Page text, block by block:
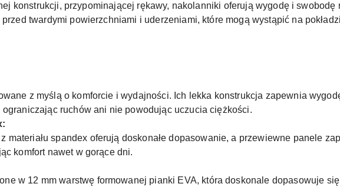
konstrukcji, przypominającej rękawy, nakolanniki oferują wygodę i swobodę
twardymi powierzchniami i uderzeniami, które mogą wystąpić na
z myślą o komforcie i wydajności. Ich lekka konstrukcja zapewnia
ograniczając ruchów ani nie powodując uczucia ciężkości.
materiału spandex oferują doskonałe dopasowanie, a przewiewne panele
komfort nawet w gorące dni.
w 12 mm warstwę formowanej pianki EVA, która doskonale dopasowuje się